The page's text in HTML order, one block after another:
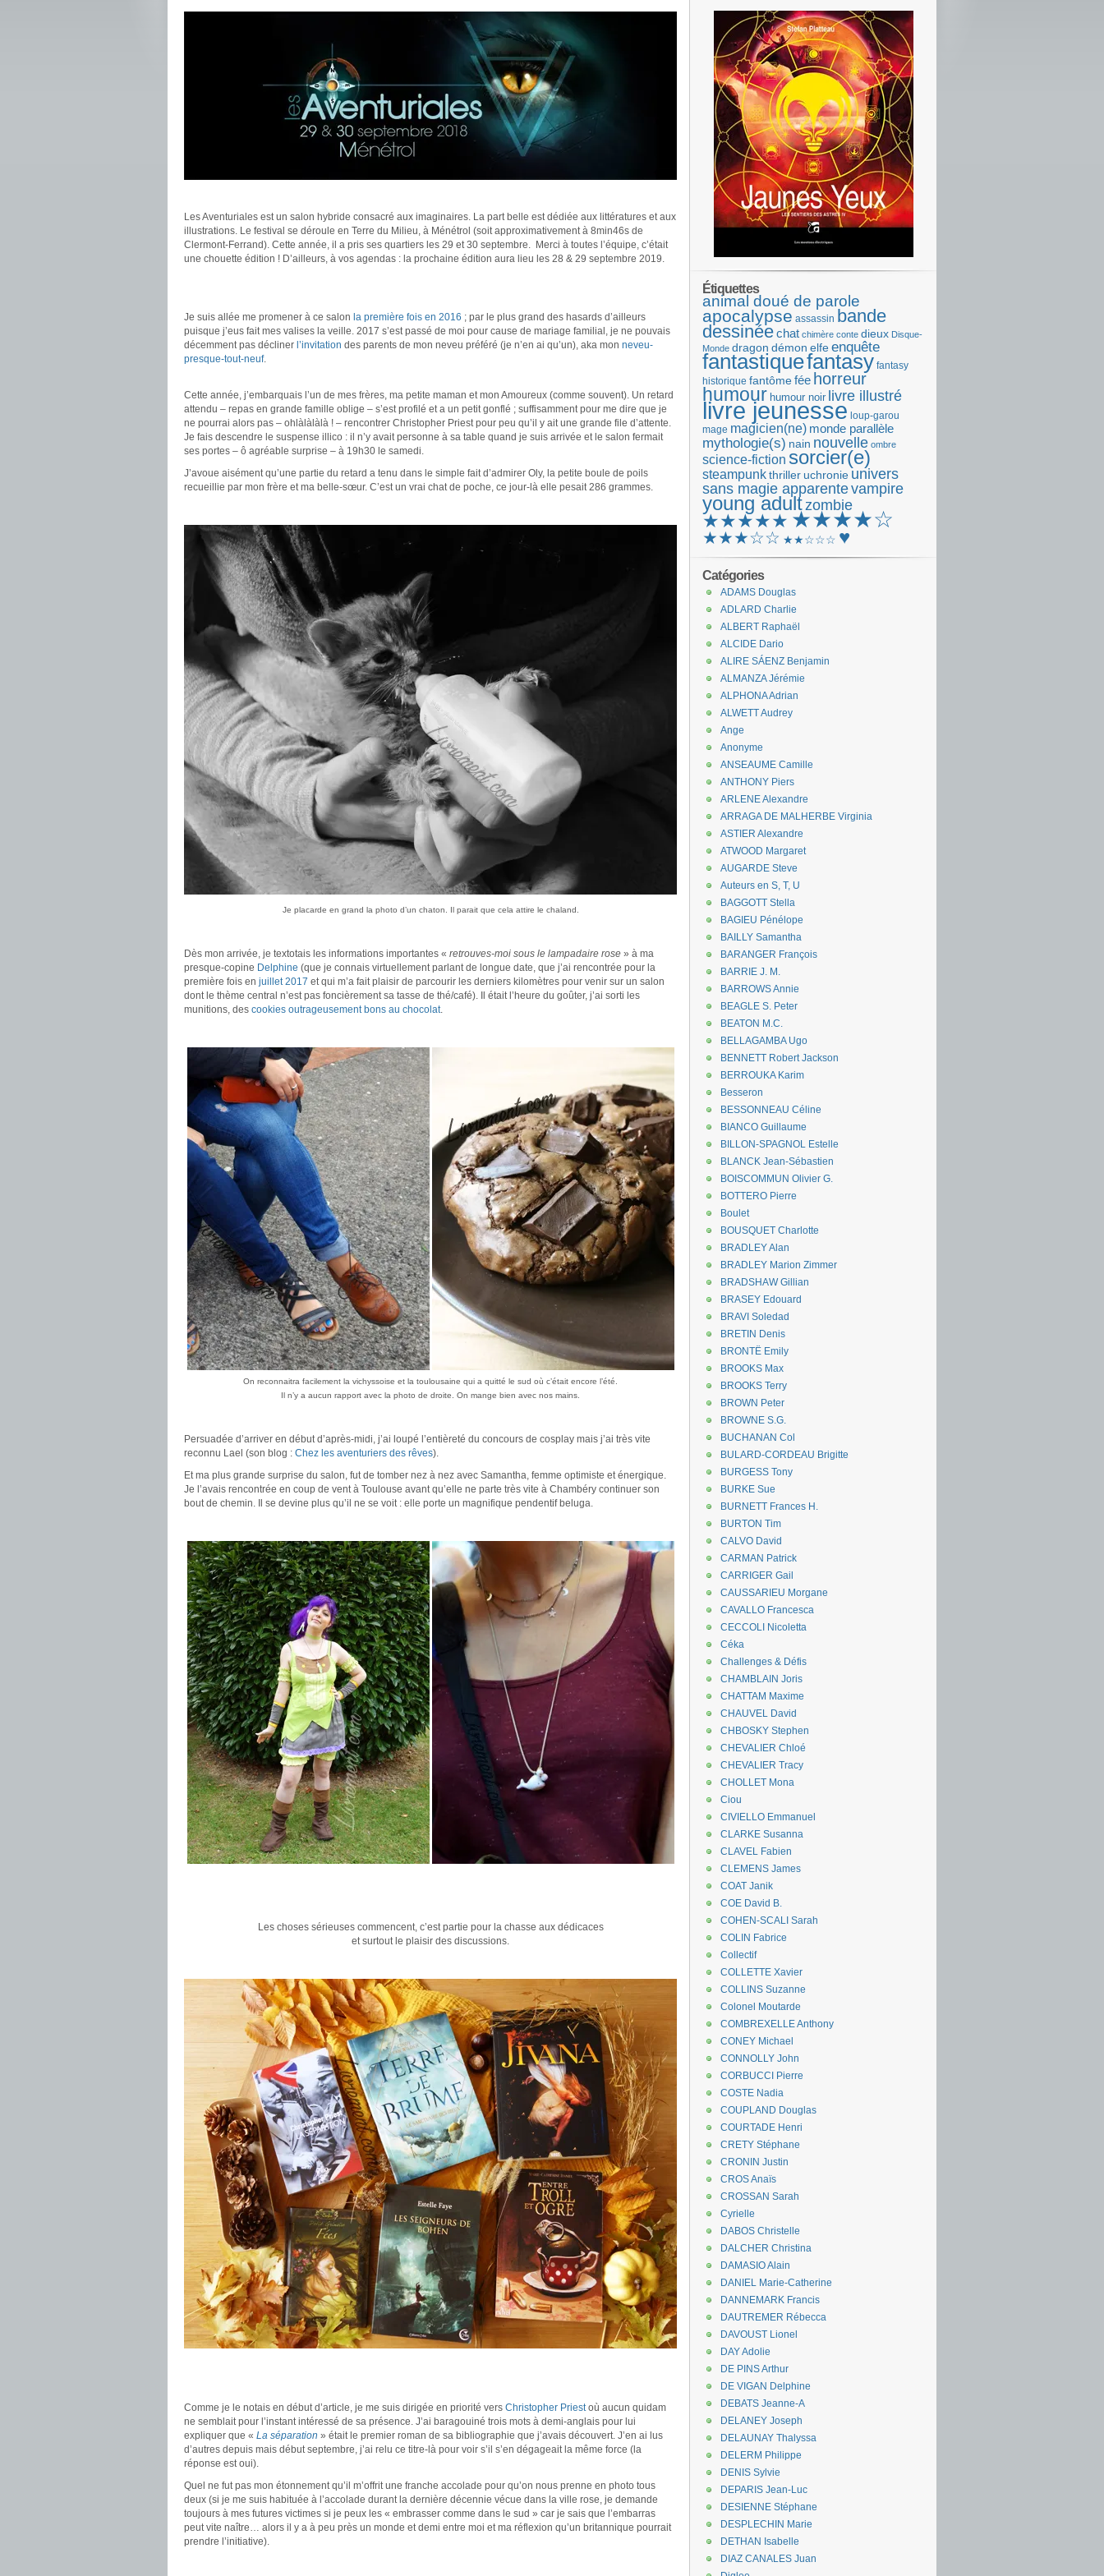
Les Aventuriales est un salon hybride consacré aux imaginaires. La part belle est dédiée aux littératures et aux
illustrations. Le festival se déroule en Terre du Milieu, à Ménétrol (soit approximativement à 8min46s de
Clermont-Ferrand). Cette année, il a pris ses quartiers les 29 et 30 septembre. Merci à toutes l’équipe, c’était
une chouette édition ! D’ailleurs, à vos agendas : la prochaine édition aura lieu les 28 & 29 septembre 2019.
Je suis allée me promener à ce salon la première fois en 2016 ; par le plus grand des hasards d’ailleurs
puisque j’eus fait mes valises la veille. 2017 s’est passé de moi pour cause de mariage familial, je ne pouvais
décemment pas décliner l’invitation des parents de mon neveu préféré (je n’en ai qu’un), aka mon neveu-
presque-tout-neuf.
Cette année, j’embarquais l’un de mes frères, ma petite maman et mon Amoureux (comme souvent). Un retard
attendu – repas en grande famille oblige – s’est profilé et a un petit gonflé ; suffisamment pour me dire que je
ne pourrai alors pas – ohlàlàlàlà ! – rencontrer Christopher Priest pour peu qu’il y ait une grande file d’attente.
Je fais descendre le suspense illico : il n’y avait personne à sa table quand je suis arrivée et le salon fermait
ses portes – ô agréable surprise – à 19h30 le samedi.
J’avoue aisément qu’une partie du retard a tenu dans le simple fait d’admirer Oly, la petite boule de poils
recueillie par mon frère et ma belle-sœur. C’est un vrai chat de poche, ce jour-là elle pesait 286 grammes.
Je placarde en grand la photo d’un chaton. Il parait que cela attire le chaland.
Dès mon arrivée, je textotais les informations importantes « retrouves-moi sous le lampadaire rose » à ma
presque-copine Delphine (que je connais virtuellement parlant de longue date, que j’ai rencontrée pour la
première fois en juillet 2017 et qui m’a fait plaisir de parcourir les derniers kilomètres pour venir sur un salon
dont le thème central n’est pas foncièrement sa tasse de thé/café). Il était l’heure du goûter, j’ai sorti les
munitions, des cookies outrageusement bons au chocolat.
On reconnaitra facilement la vichyssoise et la toulousaine qui a quitté le sud où c’était encore l’été.
Il n’y a aucun rapport avec la photo de droite. On mange bien avec nos mains.
Persuadée d’arriver en début d’après-midi, j’ai loupé l’entièreté du concours de cosplay mais j’ai très vite
reconnu Lael (son blog : Chez les aventuriers des rêves).
Et ma plus grande surprise du salon, fut de tomber nez à nez avec Samantha, femme optimiste et énergique.
Je l’avais rencontrée en coup de vent à Toulouse avant qu’elle ne parte très vite à Chambéry continuer son
bout de chemin. Il se devine plus qu’il ne se voit : elle porte un magnifique pendentif beluga.
Les choses sérieuses commencent, c’est partie pour la chasse aux dédicaces
et surtout le plaisir des discussions.
Comme je le notais en début d’article, je me suis dirigée en priorité vers Christopher Priestoù aucun quidam
ne semblait pour l’instant intéressé de sa présence. J’ai baragouiné trois mots à demi-anglais pour lui
expliquer que « La séparation » était le premier roman de sa bibliographie que j’avais découvert. J’en ai lus
d’autres depuis mais début septembre, j’ai relu ce titre-là pour voir s’il s’en dégageait la même force (la
réponse est oui).
Quel ne fut pas mon étonnement qu’il m’offrit une franche accolade pour qu’on nous prenne en photo tous
deux (si je me suis habituée à l’accolade durant la dernière décennie vécue dans la ville rose, je demande
toujours à mes futures victimes si je peux les « embrasser comme dans le sud » car je sais que l’embarras
peut vite naître… alors il y a à peu près un monde et demi entre moi et ma réflexion qu’un britannique pourrait
prendre l’initiative).
Étiquettes
animal doué de parole
apocalypse assassin bande
dessinéechat chimère conte dieux Disque-
Monde dragon démon elfeenquête
fantastiquefantasy fantasy
historique fantômefée horreur
humour humour noir livre illustré
livre jeunesse loup-garou
mage magicien(ne) monde parallèle
mythologie(s) nain nouvelle ombre
science-fiction sorcier(e)
steampunkthriller uchronie univers
sans magie apparentevampire
young adultzombie
★★★★★ ★★★★☆
★★★☆☆ ★★☆☆☆ ♥
Catégories
ADAMS Douglas
ADLARD Charlie
ALBERT Raphaël
ALCIDE Dario
ALIRE SÁENZ Benjamin
ALMANZA Jérémie
ALPHONA Adrian
ALWETT Audrey
Ange
Anonyme
ANSEAUME Camille
ANTHONY Piers
ARLENE Alexandre
ARRAGA DE MALHERBE Virginia
ASTIER Alexandre
ATWOOD Margaret
AUGARDE Steve
Auteurs en S, T, U
BAGGOTT Stella
BAGIEU Pénélope
BAILLY Samantha
BARANGER François
BARRIE J. M.
BARROWS Annie
BEAGLE S. Peter
BEATON M.C.
BELLAGAMBA Ugo
BENNETT Robert Jackson
BERROUKA Karim
Besseron
BESSONNEAU Céline
BIANCO Guillaume
BILLON-SPAGNOL Estelle
BLANCK Jean-Sébastien
BOISCOMMUN Olivier G.
BOTTERO Pierre
Boulet
BOUSQUET Charlotte
BRADLEY Alan
BRADLEY Marion Zimmer
BRADSHAW Gillian
BRASEY Edouard
BRAVI Soledad
BRETIN Denis
BRONTË Emily
BROOKS Max
BROOKS Terry
BROWN Peter
BROWNE S.G.
BUCHANAN Col
BULARD-CORDEAU Brigitte
BURGESS Tony
BURKE Sue
BURNETT Frances H.
BURTON Tim
CALVO David
CARMAN Patrick
CARRIGER Gail
CAUSSARIEU Morgane
CAVALLO Francesca
CECCOLI Nicoletta
Céka
Challenges & Défis
CHAMBLAIN Joris
CHATTAM Maxime
CHAUVEL David
CHBOSKY Stephen
CHEVALIER Chloé
CHEVALIER Tracy
CHOLLET Mona
Ciou
CIVIELLO Emmanuel
CLARKE Susanna
CLAVEL Fabien
CLEMENS James
COAT Janik
COE David B.
COHEN-SCALI Sarah
COLIN Fabrice
Collectif
COLLETTE Xavier
COLLINS Suzanne
Colonel Moutarde
COMBREXELLE Anthony
CONEY Michael
CONNOLLY John
CORBUCCI Pierre
COSTE Nadia
COUPLAND Douglas
COURTADE Henri
CRETY Stéphane
CRONIN Justin
CROS Anaïs
CROSSAN Sarah
Cyrielle
DABOS Christelle
DALCHER Christina
DAMASIO Alain
DANIEL Marie-Catherine
DANNEMARK Francis
DAUTREMER Rébecca
DAVOUST Lionel
DAY Adolie
DE PINS Arthur
DE VIGAN Delphine
DEBATS Jeanne-A
DELANEY Joseph
DELAUNAY Thalyssa
DELERM Philippe
DENIS Sylvie
DEPARIS Jean-Luc
DESIENNE Stéphane
DESPLECHIN Marie
DETHAN Isabelle
DIAZ CANALES Juan